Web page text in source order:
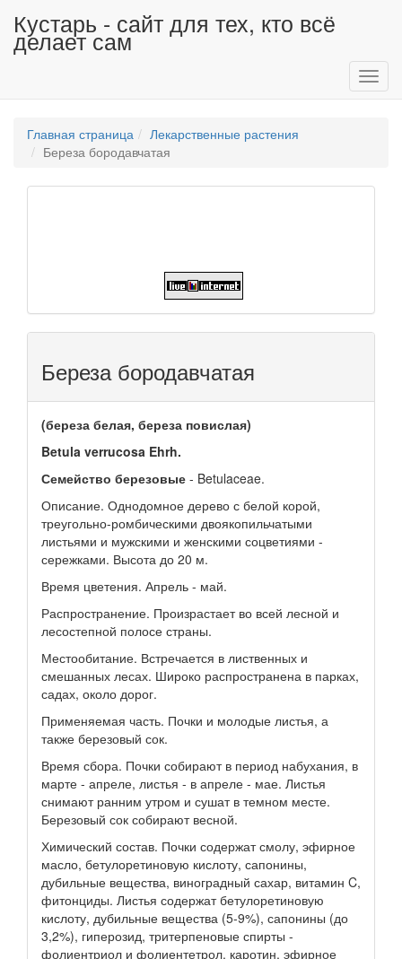
Кустарь - сайт для тех, кто всё
делает сам
Главная страница
Лекарственные растения
Береза бородавчатая
Береза бородавчатая
(береза белая, береза повислая)
Betula verrucosa Ehrh.
Семейство березовые - Betulaceae.
Описание. Однодомное дерево с белой корой,
треугольно-ромбическими двоякопильчатыми
листьями и мужскими и женскими соцветиями -
сережками. Высота до 20 м.
Время цветения. Апрель - май.
Распространение. Произрастает во всей лесной и
лесостепной полосе страны.
Местообитание. Встречается в лиственных и
смешанных лесах. Широко распространена в парках,
садах, около дорог.
Применяемая часть. Почки и молодые листья, а
также березовый сок.
Время сбора. Почки собирают в период набухания, в
марте - апреле, листья - в апреле - мае. Листья
снимают ранним утром и сушат в темном месте.
Березовый сок собирают весной.
Химический состав. Почки содержат смолу, эфирное
масло, бетулоретиновую кислоту, сапонины,
дубильные вещества, виноградный сахар, витамин C,
фитонциды. Листья содержат бетулоретиновую
кислоту, дубильные вещества (5-9%), сапонины (до
3,2%), гиперозид, тритерпеновые спирты -
фолиентриол и фолиентетрол, каротин, эфирное